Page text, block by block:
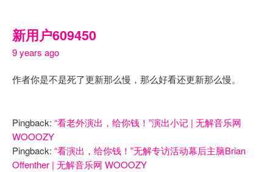
新用户609450
9 years ago
作者你是不是死了更新那么慢，那么好看还更新那么慢。
Pingback: “看老外演出，给你钱！”演出小记 | 无解音乐网
WOOOZY
Pingback: “看演出，给你钱！”无解专访活动幕后主脑Brian
Offenther | 无解音乐网 WOOOZY